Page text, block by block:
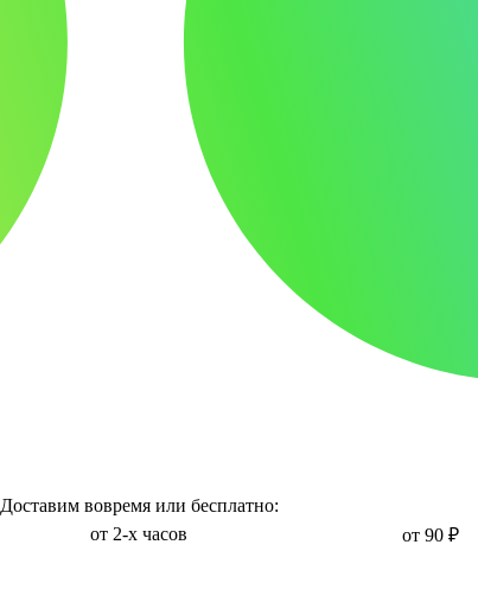
Доставим вовремя или бесплатно:
от 2-х часов от 90 ₽